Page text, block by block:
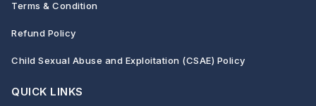
Terms & Condition
Refund Policy
Child Sexual Abuse and Exploitation (CSAE) Policy
QUICK LINKS